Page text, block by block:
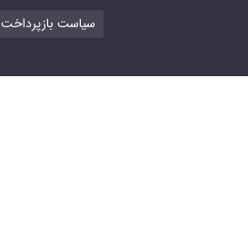
Refund Policy سیاست بازپرداخت